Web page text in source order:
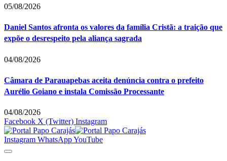
05/08/2026
Daniel Santos afronta os valores da família Cristã: a traição que
expõe o desrespeito pela aliança sagrada
04/08/2026
Câmara de Parauapebas aceita denúncia contra o prefeito
Aurélio Goiano e instala Comissão Processante
04/08/2026
Facebook X (Twitter) Instagram
Instagram WhatsAppYouTube